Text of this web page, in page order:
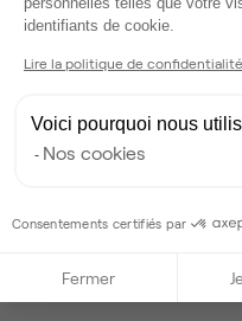
2 phonebox
Espace détente
Tables / chaises
Espace extérieur
Voir plus
identifiants de cookie.
Lire la politique de confidentialité
Voici pourquoi nous
Nos cookies
Consentements certifiés par
Fermer